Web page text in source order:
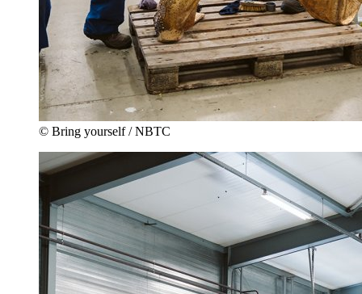
© Bring yourself / NBTC